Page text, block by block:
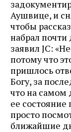
Аушвице, и
чтобы
набрал
заявил JC:
потому что
пришлось
Богу, за
что на самом
ее
просто
ближайшие